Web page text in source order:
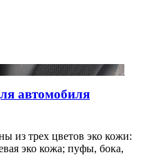
автомобиля
из трех цветов эко кожи:
эко кожа; пуфы, бока,